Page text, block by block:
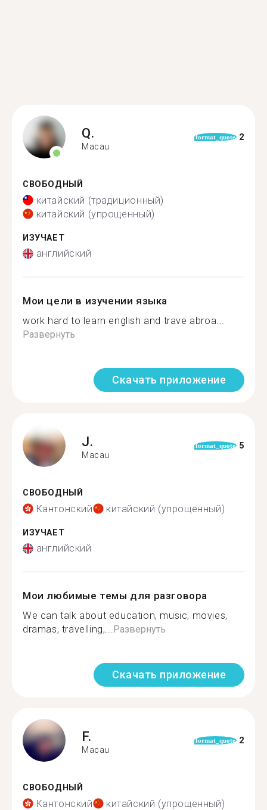
Q.
Macau
format_quote 2
СВОБОДНЫЙ
китайский (традиционный)
китайский (упрощенный)
ИЗУЧАЕТ
английский
Мои цели в изучении языка
work hard to learn english and trave abroa...
Развернуть
Скачать приложение
J.
Macau
format_quote 5
СВОБОДНЫЙ
Кантонский китайский (упрощенный)
ИЗУЧАЕТ
английский
Мои любимые темы для разговора
We can talk about education, music, movies,
dramas, travelling,...Развернуть
Скачать приложение
F.
Macau
format_quote 2
СВОБОДНЫЙ
Кантонский китайский (упрощенный)